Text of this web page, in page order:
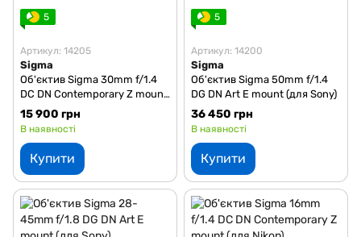
5
Артикул: 14205
Sigma
Об'єктив Sigma 30mm f/1.4
DC DN Contemporary Z mount
(для Nikon)
15 900 грн
В наявності
Купити
5
Артикул: 14200
Sigma
Об'єктив Sigma 50mm f/1.4
DG DN Art E mount (для Sony)
36 450 грн
В наявності
Купити